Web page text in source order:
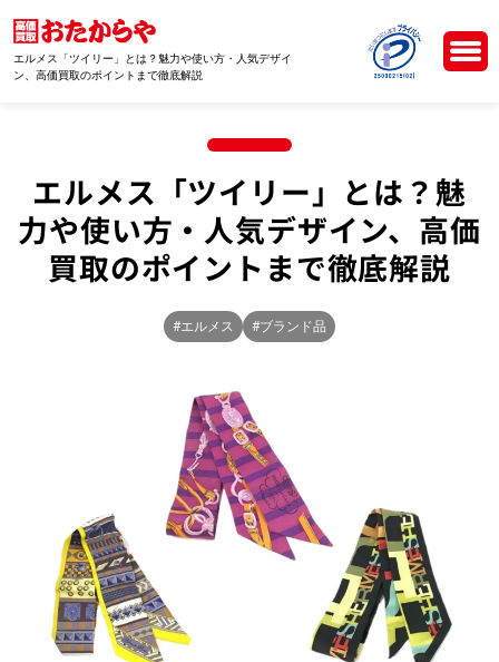
エルメス「ツイリー」とは？魅力や使い方・人気デザイ
ン、高価買取のポイントまで徹底解説
エルメス「ツイリー」とは？魅
力や使い方・人気デザイン、高価
買取のポイントまで徹底解説
#エルメス #ブランド品